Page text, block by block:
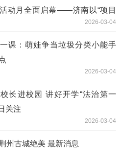
动月全面启幕——济南以“项目
”四大行动牵引，推动青年志愿服
入强省会建设
2026-03-04
课：萌娃争当垃圾分类小能手
2026-03-04
长进校园 讲好开学“法治第一
关注
2026-03-04
州古城绝美 最新消息